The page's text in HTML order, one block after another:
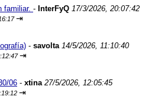
familiar. - InterFyQ 17/3/2026, 20:07:42
⇥
- savolta 14/5/2026, 11:10:40
⇥
06 - xtina 27/5/2026, 12:05:45
⇥